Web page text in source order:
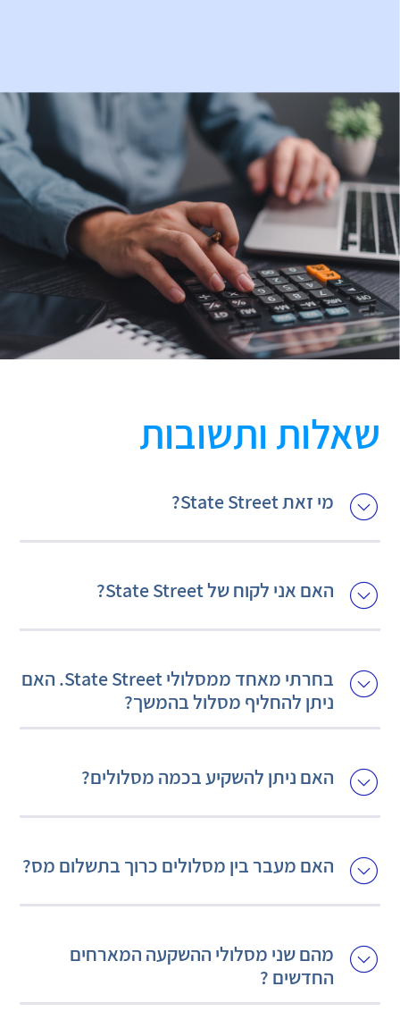
שאלות ותשובות
מי זאת State Street?
האם אני לקוח של State Street?
בחרתי מאחד ממסלולי State Street. האם
ניתן להחליף מסלול בהמשך?
האם ניתן להשקיע בכמה מסלולים?
האם מעבר בין מסלולים כרוך בתשלום מס?
מהם שני מסלולי ההשקעה המארחים
החדשים ?